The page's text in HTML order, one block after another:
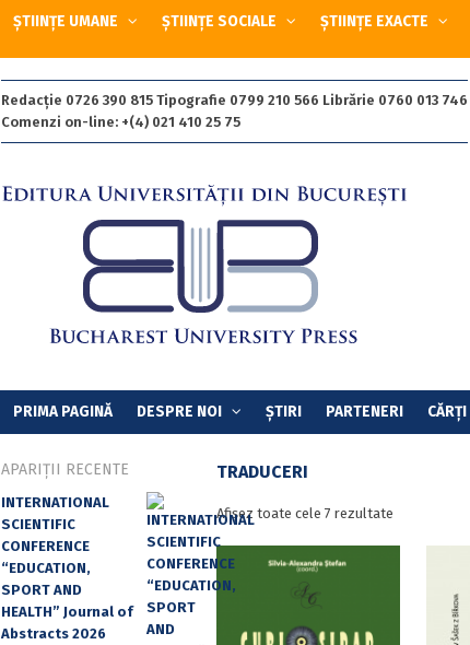
ȘTIINȚE UMANE ȘTIINȚE SOCIALE ȘTIINȚE EXACTE
Redacție 0726 390 815 Tipografie 0799 210 566 Librărie 0760 013 746
Comenzi on-line: +(4) 021 410 25 75
PRIMA PAGINĂ DESPRE NOI ȘTIRI PARTENERI CĂRȚI
TRADUCERI
Afișez toate cele 7 rezultateSortat
APARIȚII RECENTE
INTERNATIONAL
SCIENTIFIC
CONFERENCE
“EDUCATION,
SPORT AND
HEALTH” Journal of
Abstracts 2026